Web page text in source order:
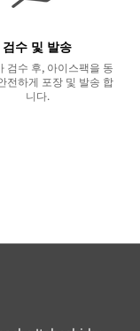
검수 및 발송
검수 후, 아이스팩을 동
전하게 포장 및 발송 합
니다.
라이드